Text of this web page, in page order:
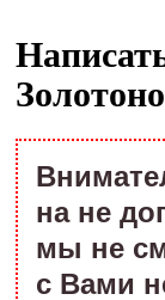
на не
мы не
с Вами